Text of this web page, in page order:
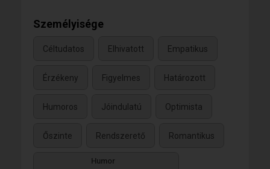
Személyisége
Céltudatos Elhivatott Empatikus
Érzékeny Figyelmes Határozott
Humoros Jóindulatú Optimista
Őszinte Rendszerető Romantikus
Humor